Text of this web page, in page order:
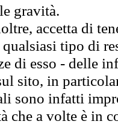
gravità.
accetta di
qualsiasi tipo di
di esso - delle
sito, in
sono infatti
che a volte è in